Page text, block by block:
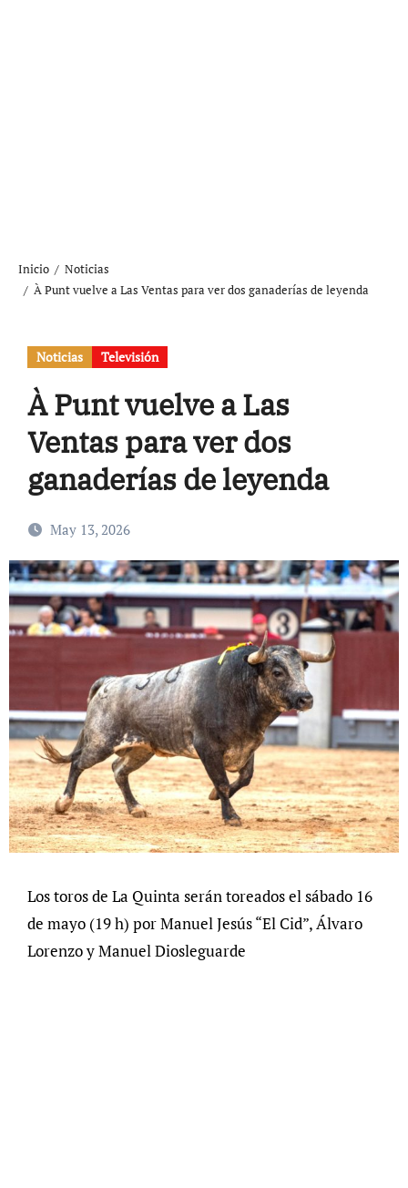
Inicio
Noticias
À Punt vuelve a Las Ventas para ver dos ganaderías de leyenda
Noticias Televisión
À Punt vuelve a Las
Ventas para ver dos
ganaderías de leyenda
May 13, 2026
Los toros de La Quinta serán toreados el sábado 16
de mayo (19 h) por Manuel Jesús “El Cid”, Álvaro
Lorenzo y Manuel Diosleguarde